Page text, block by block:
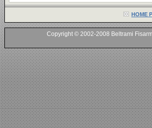
HOME
Copyright © 2002-2008 Beltrami